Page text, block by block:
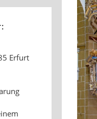
Erfurt